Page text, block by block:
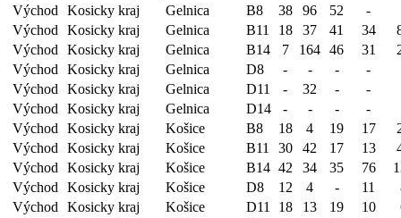
Východ
Kosicky kraj Gelnica B8 38 96 52
-
Východ
Kosicky kraj Gelnica B11 18 37 41 34
Východ
Kosicky kraj Gelnica B14 7 164 46 31
Východ
Kosicky kraj Gelnica D8 - - -
-
Východ
Kosicky kraj Gelnica D11 - 32 -
-
Východ
Kosicky kraj Gelnica D14 - - -
-
Východ
Kosicky kraj Košice B8 18 4 19 17
Východ
Kosicky kraj Košice B11 30 42 17 13
Východ
Kosicky kraj Košice B14 42 34 35 76
Východ
Kosicky kraj Košice D8 12 4 - 11
Východ
Kosicky kraj Košice D11 18 13 19 10